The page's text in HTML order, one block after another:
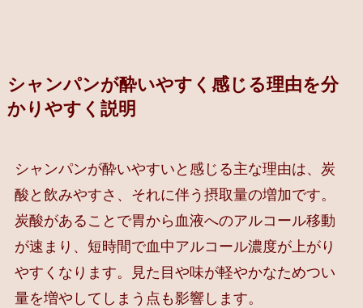
シャンパンが酔いやすく感じる理由を分
かりやすく説明
シャンパンが酔いやすいと感じる主な理由は、炭
酸と飲みやすさ、それに伴う摂取量の増加です。
炭酸があることで胃から血液へのアルコール移動
が速まり、短時間で血中アルコール濃度が上がり
やすくなります。見た目や味が軽やかなためつい
量を増やしてしまう点も影響します。